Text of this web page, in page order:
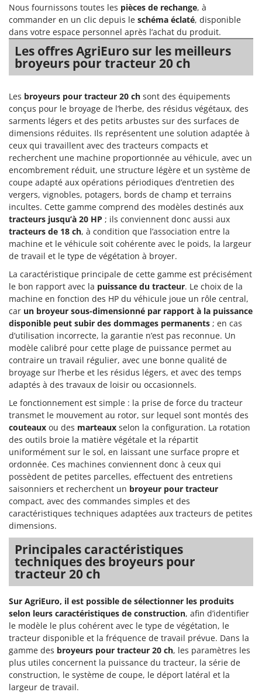
Nous fournissons toutes les pièces de rechange, à
commander en un clic depuis le schéma éclaté, disponible
dans votre espace personnel après l’achat du produit.
Les offres AgriEuro sur les meilleurs
broyeurs pour tracteur 20 ch
Les broyeurs pour tracteur 20 ch sont des équipements
conçus pour le broyage de l’herbe, des résidus végétaux, des
sarments légers et des petits arbustes sur des surfaces de
dimensions réduites. Ils représentent une solution adaptée à
ceux qui travaillent avec des tracteurs compacts et
recherchent une machine proportionnée au véhicule, avec un
encombrement réduit, une structure légère et un système de
coupe adapté aux opérations périodiques d’entretien des
vergers, vignobles, potagers, bords de champ et terrains
incultes. Cette gamme comprend des modèles destinés aux
tracteurs jusqu’à 20 HP ; ils conviennent donc aussi aux
tracteurs de 18 ch, à condition que l’association entre la
machine et le véhicule soit cohérente avec le poids, la largeur
de travail et le type de végétation à broyer.
La caractéristique principale de cette gamme est précisément
le bon rapport avec la puissance du tracteur. Le choix de la
machine en fonction des HP du véhicule joue un rôle central,
car un broyeur sous-dimensionné par rapport à la puissance
disponible peut subir des dommages permanents ; en cas
d’utilisation incorrecte, la garantie n’est pas reconnue. Un
modèle calibré pour cette plage de puissance permet au
contraire un travail régulier, avec une bonne qualité de
broyage sur l’herbe et les résidus légers, et avec des temps
adaptés à des travaux de loisir ou occasionnels.
Le fonctionnement est simple : la prise de force du tracteur
transmet le mouvement au rotor, sur lequel sont montés des
couteaux ou des marteaux selon la configuration. La rotation
des outils broie la matière végétale et la répartit
uniformément sur le sol, en laissant une surface propre et
ordonnée. Ces machines conviennent donc à ceux qui
possèdent de petites parcelles, effectuent des entretiens
saisonniers et recherchent un broyeur pour tracteur
compact, avec des commandes simples et des
caractéristiques techniques adaptées aux tracteurs de petites
dimensions.
Principales caractéristiques
techniques des broyeurs pour
tracteur 20 ch
Sur AgriEuro, il est possible de sélectionner les produits
selon leurs caractéristiques de construction, afin d’identifier
le modèle le plus cohérent avec le type de végétation, le
tracteur disponible et la fréquence de travail prévue. Dans la
gamme des broyeurs pour tracteur 20 ch, les paramètres les
plus utiles concernent la puissance du tracteur, la série de
construction, le système de coupe, le déport latéral et la
largeur de travail.